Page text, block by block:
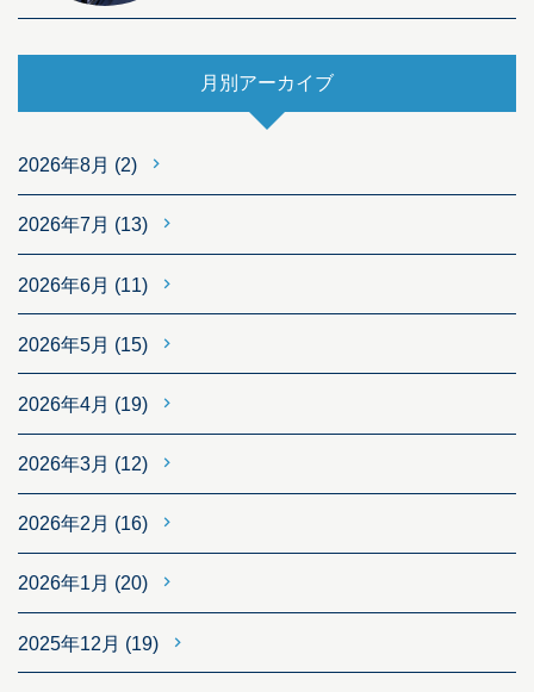
月別アーカイブ
2026年8月 (2)
2026年7月 (13)
2026年6月 (11)
2026年5月 (15)
2026年4月 (19)
2026年3月 (12)
2026年2月 (16)
2026年1月 (20)
2025年12月 (19)